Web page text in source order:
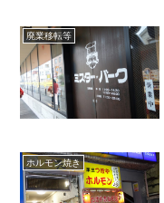
廃業移転等
ホルモン焼き